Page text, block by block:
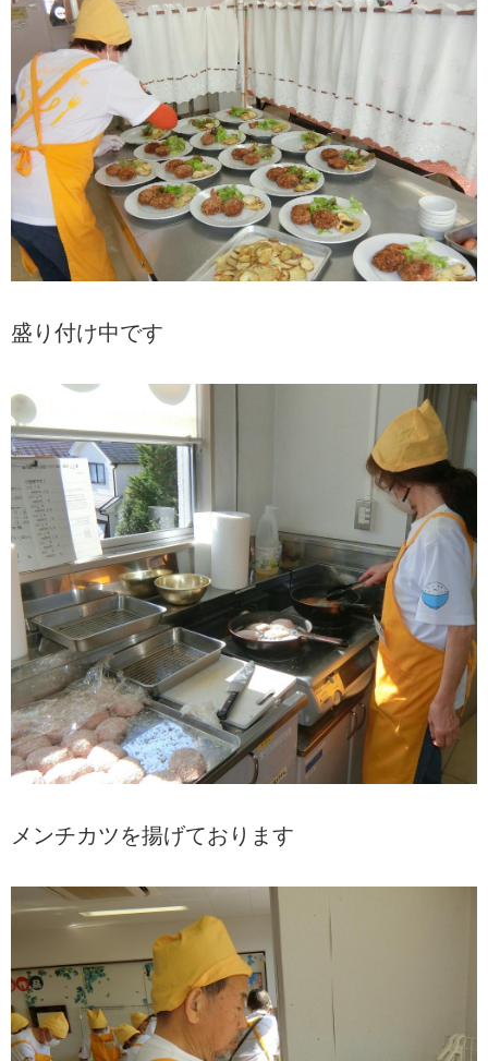
盛り付け中です
メンチカツを揚げております